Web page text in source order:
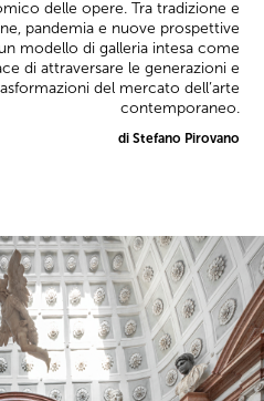
delle opere. Tra tradizione e
pandemia e nuove prospettive
modello di galleria intesa come
di attraversare le generazioni e
del mercato dell’arte
contemporaneo.
di Stefano Pirovano